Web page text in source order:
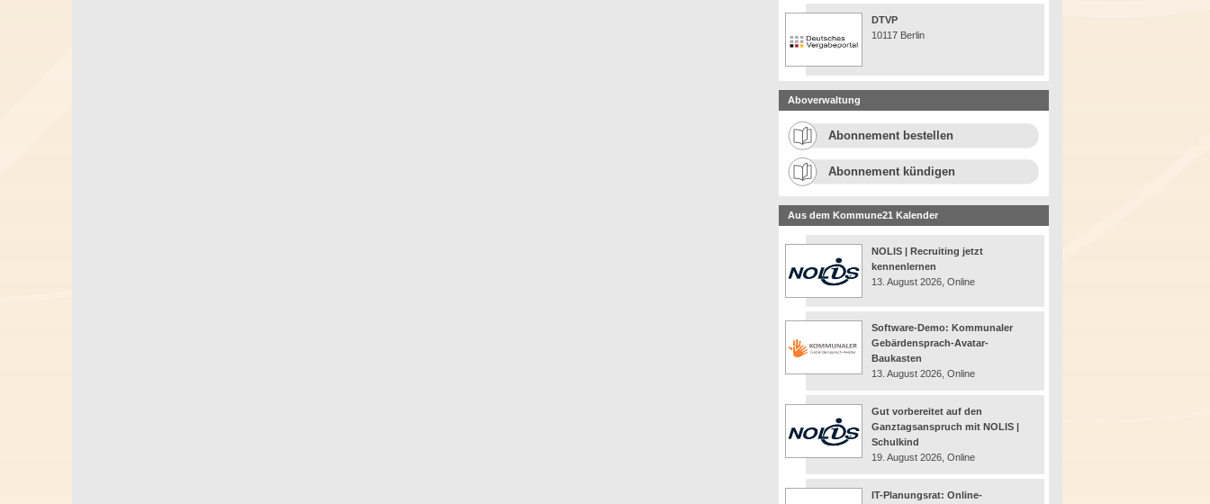
DTVP
10117 Berlin
Aboverwaltung
Abonnement bestellen
Abonnement kündigen
Aus dem Kommune21 Kalender
NOLIS | Recruiting jetzt
kennenlernen
13. August 2026, Online
Software-Demo: Kommunaler
Gebärdensprach-Avatar-
Baukasten
13. August 2026, Online
Gut vorbereitet auf den
Ganztagsanspruch mit NOLIS |
Schulkind
19. August 2026, Online
IT-Planungsrat: Online-